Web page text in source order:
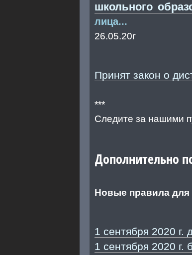
школьного
лица...
26.05.20г
Принят закон о
***
Следите за нашими
Дополнительно
Новые правила для
1 сентября 2020 г.
1 сентября 2020 г.